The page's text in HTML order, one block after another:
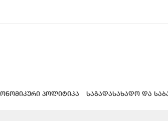
პოლიტიკა საგადასახადო და